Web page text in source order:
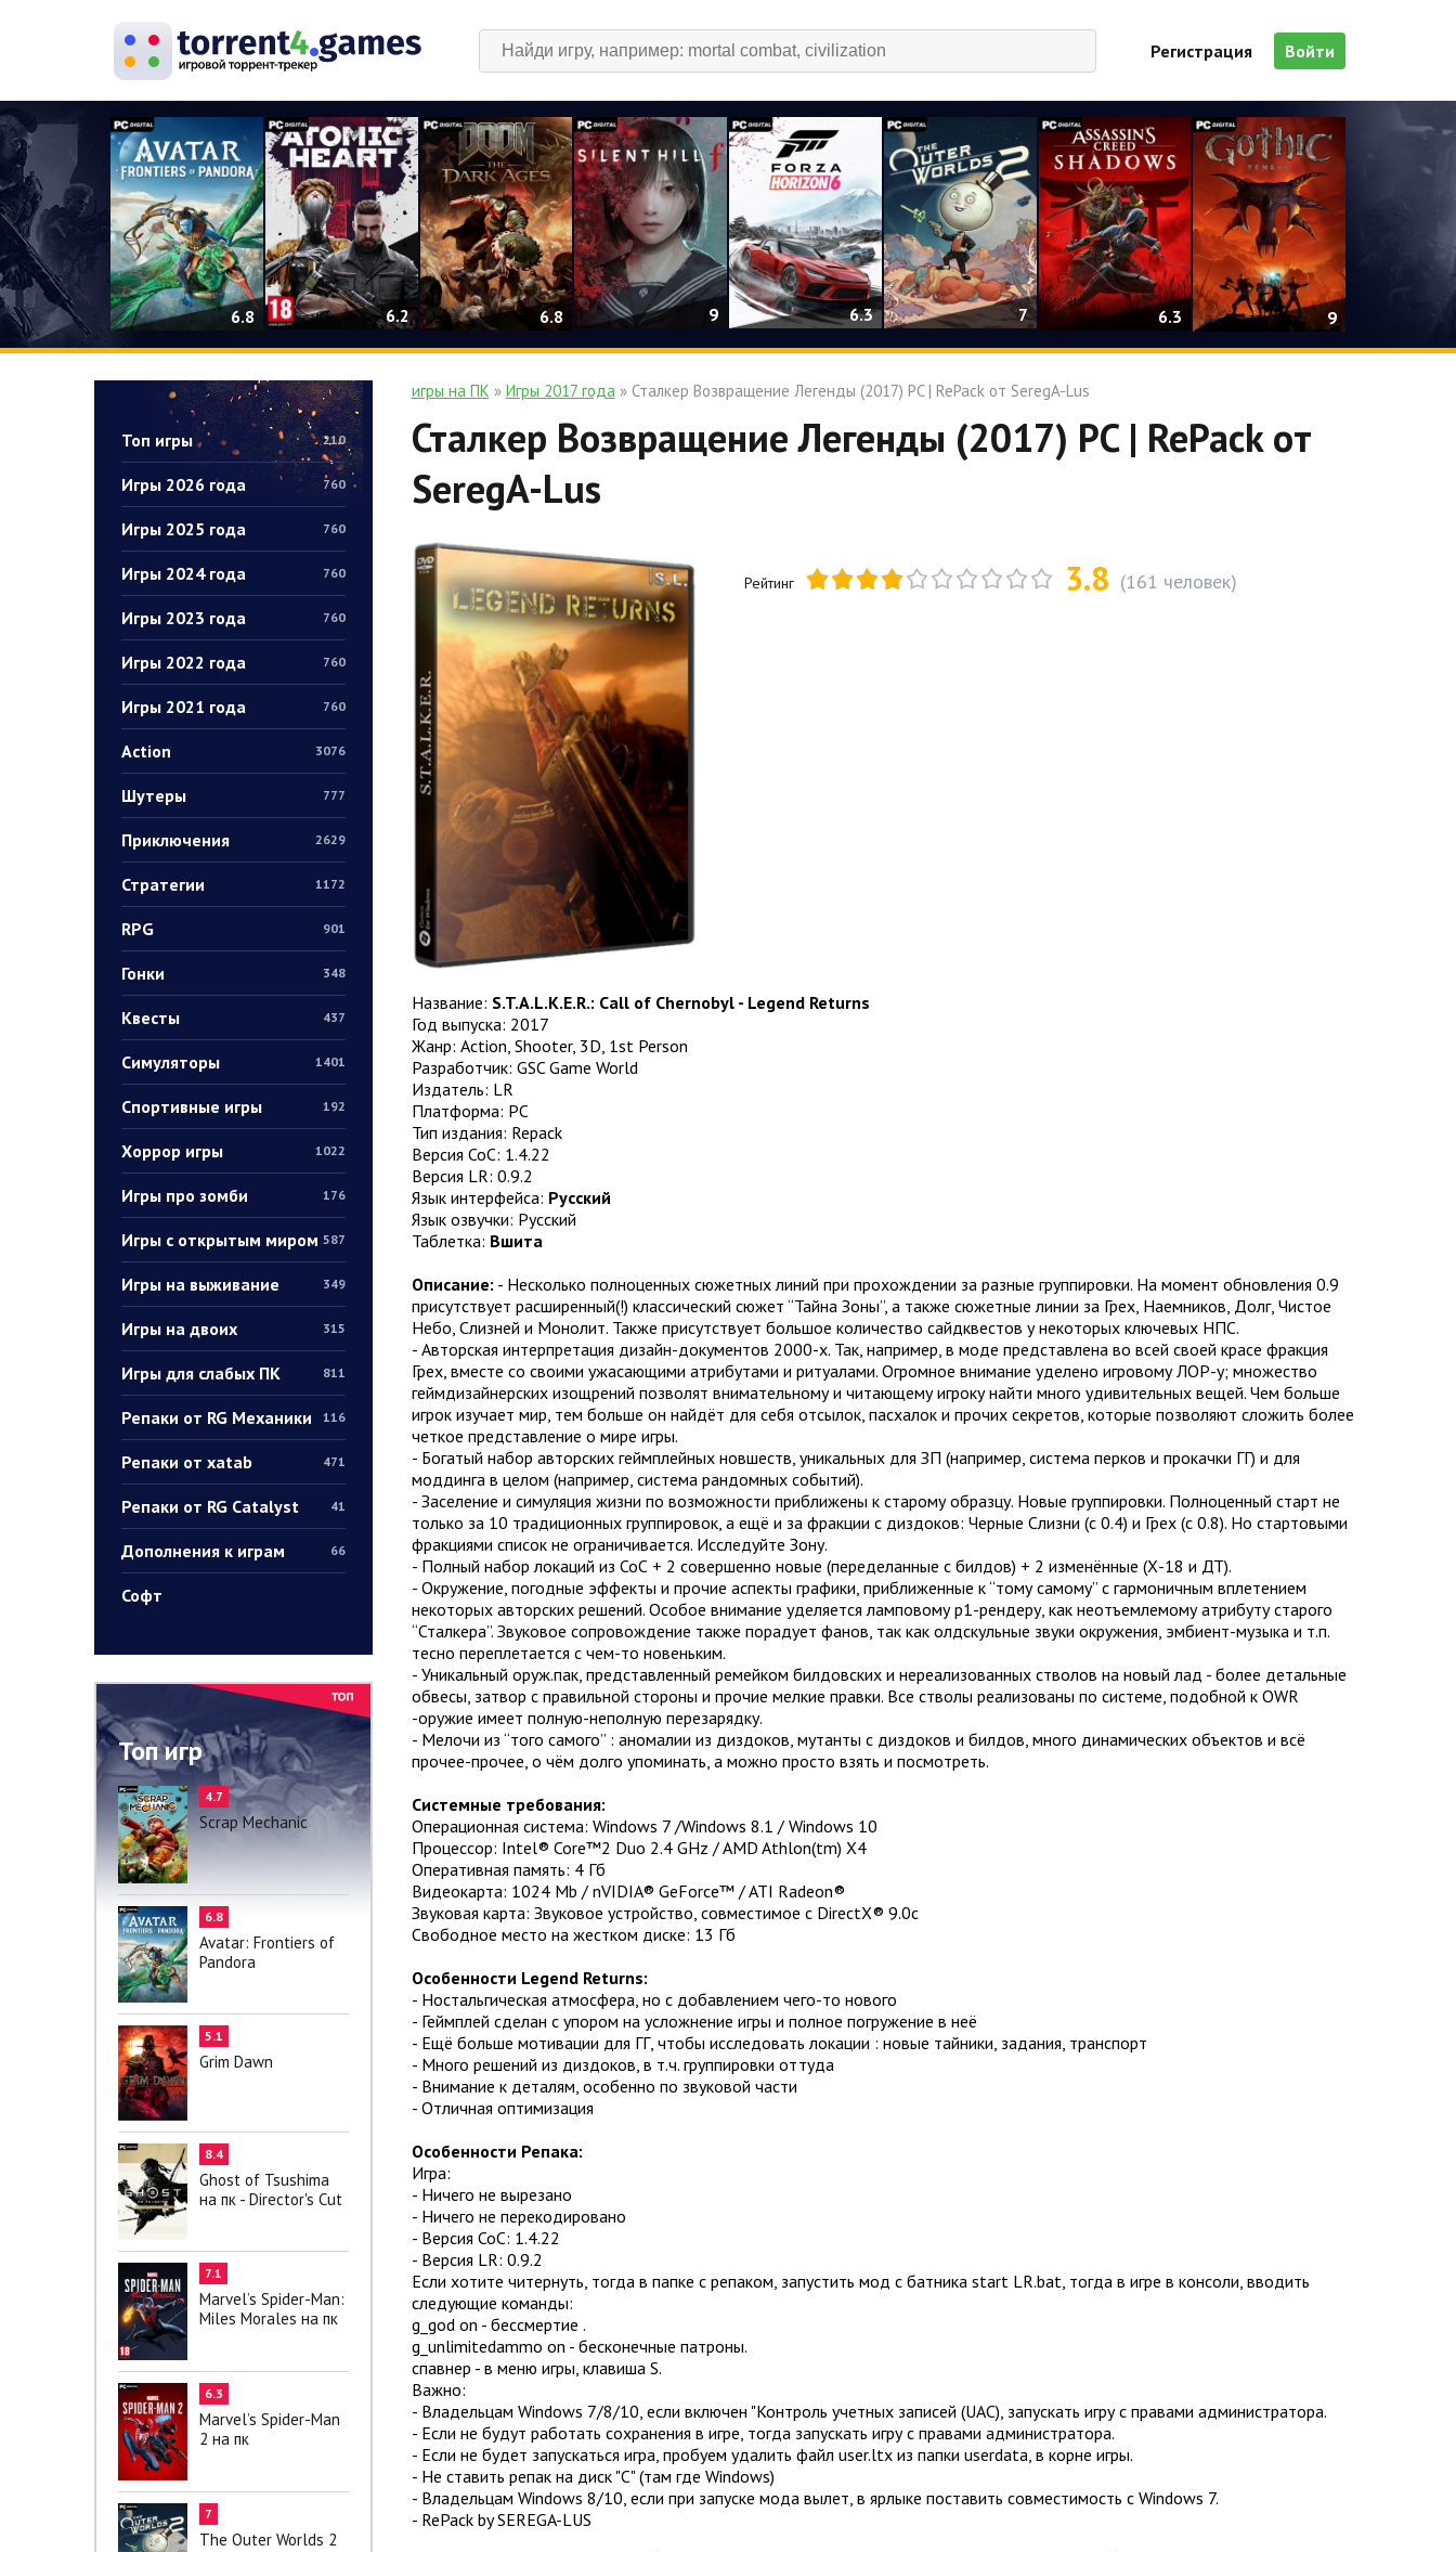
Регистрация Войти
6.8 6.2 6.8 9 6.3 7 6.3 9
Топ игры 210
Игры 2026 года 760
Игры 2025 года 760
Игры 2024 года 760
Игры 2023 года 760
Игры 2022 года 760
Игры 2021 года 760
Action 3076
Шутеры 777
Приключения 2629
Стратегии 1172
RPG 901
Гонки 348
Квесты 437
Симуляторы 1401
Спортивные игры 192
Хоррор игры 1022
Игры про зомби 176
Игры с открытым миром 587
Игры на выживание 349
Игры на двоих 315
Игры для слабых ПК 811
Репаки от RG Механики 116
Репаки от xatab 471
Репаки от RG Catalyst 41
Дополнения к играм 66
Софт
Топ игр
4.7
Scrap Mechanic
6.8
Avatar: Frontiers of
Pandora
5.1
Grim Dawn
8.4
Ghost of Tsushima
на пк - Director's Cut
7.1
Marvel’s Spider-Man:
Miles Morales на пк
6.3
Marvel’s Spider-Man
2 на пк
7
The Outer Worlds 2
игры на ПК » Игры 2017 года» Сталкер Возвращение Легенды (2017) PC | RePack от SeregA-Lus
Сталкер Возвращение Легенды (2017) PC | RePack от
SeregA-Lus
Рейтинг 3.8 (161 человек)
Название: S.T.A.L.K.E.R.: Call of Chernobyl - Legend Returns
Год выпуска: 2017
Жанр: Action, Shooter, 3D, 1st Person
Разработчик: GSC Game World
Издатель: LR
Платформа: PC
Тип издания: Repack
Версия СоС: 1.4.22
Версия LR: 0.9.2
Язык интерфейса: Русский
Язык озвучки: Русский
Таблетка: Вшита
Описание: - Несколько полноценных сюжетных линий при прохождении за разные группировки. На момент обновления 0.9
присутствует расширенный(!) классический сюжет “Тайна Зоны”, а также сюжетные линии за Грех, Наемников, Долг, Чистое
Небо, Слизней и Монолит. Также присутствует большое количество сайдквестов у некоторых ключевых НПС.
- Авторская интерпретация дизайн-документов 2000-х. Так, например, в моде представлена во всей своей красе фракция
Грех, вместе со своими ужасающими атрибутами и ритуалами. Огромное внимание уделено игровому ЛОР-у; множество
геймдизайнерских изощрений позволят внимательному и читающему игроку найти много удивительных вещей. Чем больше
игрок изучает мир, тем больше он найдёт для себя отсылок, пасхалок и прочих секретов, которые позволяют сложить более
четкое представление о мире игры.
- Богатый набор авторских геймплейных новшеств, уникальных для ЗП (например, система перков и прокачки ГГ) и для
моддинга в целом (например, система рандомных событий).
- Заселение и симуляция жизни по возможности приближены к старому образцу. Новые группировки. Полноценный старт не
только за 10 традиционных группировок, а ещё и за фракции с диздоков: Черные Слизни (с 0.4) и Грех (с 0.8). Но стартовыми
фракциями список не ограничивается. Исследуйте Зону.
- Полный набор локаций из СоС + 2 совершенно новые (переделанные с билдов) + 2 изменённые (Х-18 и ДТ).
- Окружение, погодные эффекты и прочие аспекты графики, приближенные к “тому самому” с гармоничным вплетением
некоторых авторских решений. Особое внимание уделяется ламповому р1-рендеру, как неотъемлемому атрибуту старого
“Сталкера”. Звуковое сопровождение также порадует фанов, так как олдскульные звуки окружения, эмбиент-музыка и т.п.
тесно переплетается с чем-то новеньким.
- Уникальный оруж.пак, представленный ремейком билдовских и нереализованных стволов на новый лад - более детальные
обвесы, затвор с правильной стороны и прочие мелкие правки. Все стволы реализованы по системе, подобной к OWR
-оружие имеет полную-неполную перезарядку.
- Мелочи из “того самого” : аномалии из диздоков, мутанты с диздоков и билдов, много динамических объектов и всё
прочее-прочее, о чём долго упоминать, а можно просто взять и посмотреть.
Системные требования:
Операционная система: Windows 7 /Windows 8.1 / Windows 10
Процессор: Intel® Core™2 Duo 2.4 GHz / AMD Athlon(tm) X4
Оперативная память: 4 Гб
Видеокарта: 1024 Mb / nVIDIA® GeForce™ / ATI Radeon®
Звуковая карта: Звуковое устройство, совместимое с DirectX® 9.0с
Свободное место на жестком диске: 13 Гб
Особенности Legend Returns:
- Ностальгическая атмосфера, но с добавлением чего-то нового
- Геймплей сделан с упором на усложнение игры и полное погружение в неё
- Ещё больше мотивации для ГГ, чтобы исследовать локации : новые тайники, задания, транспорт
- Много решений из диздоков, в т.ч. группировки оттуда
- Внимание к деталям, особенно по звуковой части
- Отличная оптимизация
Особенности Репака:
Игра:
- Ничего не вырезано
- Ничего не перекодировано
- Версия СоС: 1.4.22
- Версия LR: 0.9.2
Если хотите читернуть, тогда в папке с репаком, запустить мод с батника start LR.bat, тогда в игре в консоли, вводить
следующие команды:
g_god on - бессмертие .
g_unlimitedammo on - бесконечные патроны.
спавнер - в меню игры, клавиша S.
Важно:
- Владельцам Windows 7/8/10, если включен "Контроль учетных записей (UAC), запускать игру с правами администратора.
- Если не будут работать сохранения в игре, тогда запускать игру с правами администратора.
- Если не будет запускаться игра, пробуем удалить файл user.ltx из папки userdata, в корне игры.
- Не ставить репак на диск "С" (там где Windows)
- Владельцам Windows 8/10, если при запуске мода вылет, в ярлыке поставить совместимость с Windows 7.
- RePack by SEREGA-LUS